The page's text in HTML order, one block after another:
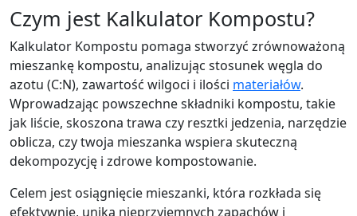
Czym jest Kalkulator Kompostu?
Kalkulator Kompostu pomaga stworzyć zrównoważoną
mieszankę kompostu, analizując stosunek węgla do
azotu (C:N), zawartość wilgoci i ilości materiałów.
Wprowadzając powszechne składniki kompostu, takie
jak liście, skoszona trawa czy resztki jedzenia, narzędzie
oblicza, czy twoja mieszanka wspiera skuteczną
dekompozycję i zdrowe kompostowanie.
Celem jest osiągnięcie mieszanki, która rozkłada się
efektywnie, unika nieprzyjemnych zapachów i